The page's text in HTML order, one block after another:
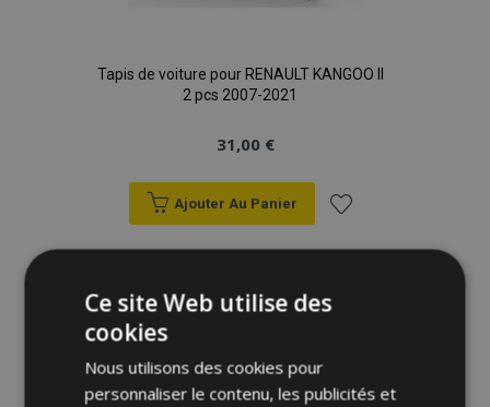
Tapis de voiture pour RENAULT KANGOO II
2 pcs 2007-2021
31,00 €
Ajouter Au Panier
Ajouter
d'achats
Ce site Web utilise des
cookies
Nous utilisons des cookies pour
personnaliser le contenu, les publicités et